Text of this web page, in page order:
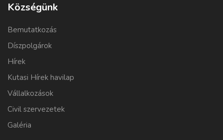
Községünk
Bemutatkozás
Díszpolgárok
Hírek
Kutasi Hírek havilap
Vállalkozások
Civil szervezetek
Galéria